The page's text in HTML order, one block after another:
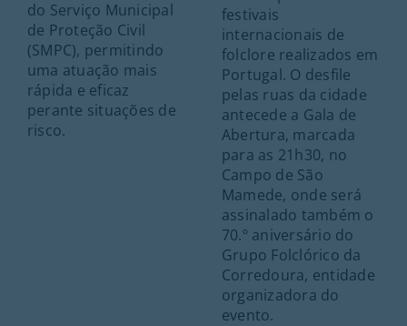
do Serviço Municipal
de Proteção Civil
(SMPC), permitindo
uma atuação mais
rápida e eficaz
perante situações de
risco.
festivais
internacionais de
folclore realizados em
Portugal. O desfile
pelas ruas da cidade
antecede a Gala de
Abertura, marcada
para as 21h30, no
Campo de São
Mamede, onde será
assinalado também o
70.º aniversário do
Grupo Folclórico da
Corredoura, entidade
organizadora do
evento.